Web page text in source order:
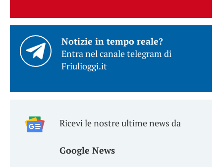
Notizie in tempo reale?
Entra nel canale telegram di
Friulioggi.it
Ricevi le nostre ultime news da
Google News